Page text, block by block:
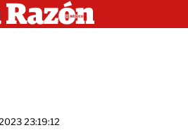
23:19:12